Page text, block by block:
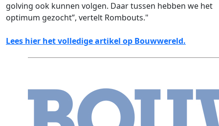
golving ook kunnen volgen. Daar tussen hebben we het
optimum gezocht”, vertelt Rombouts."
Lees hier het volledige artikel op Bouwwereld.